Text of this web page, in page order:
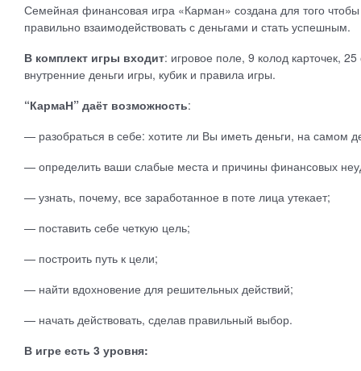
Семейная финансовая игра «Карман» создана для того
правильно взаимодействовать с деньгами и стать успешным.
В комплект игры входит: игровое поле, 9 колод карточек,
внутренние деньги игры, кубик и правила игры.
“КармаН” даёт возможность:
— разобраться в себе: хотите ли Вы иметь деньги, на самом
— определить ваши слабые места и причины финансовых
— узнать, почему, все заработанное в поте лица утекает;
— поставить себе четкую цель;
— построить путь к цели;
— найти вдохновение для решительных действий;
— начать действовать, сделав правильный выбор.
В игре есть 3 уровня: